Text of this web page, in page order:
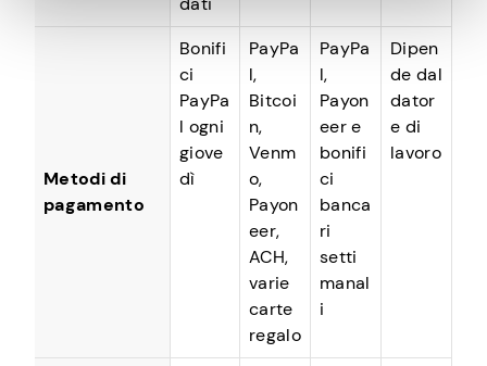
Metodi di
pagamento
Bonifi
ci
PayPa
l ogni
giove
dì
PayPa
l,
Bitcoi
n,
Venm
o,
Payon
eer,
ACH,
varie
carte
regalo
PayPa
l,
Payon
eer e
bonifi
ci
banca
ri
setti
manal
i
Dipen
de dal
dator
e di
lavoro